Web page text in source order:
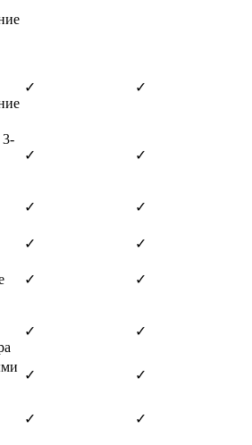
✓ ✓
✓ ✓
✓ ✓
✓
✓
✓ ✓
✓ ✓
✓
✓
✓ ✓